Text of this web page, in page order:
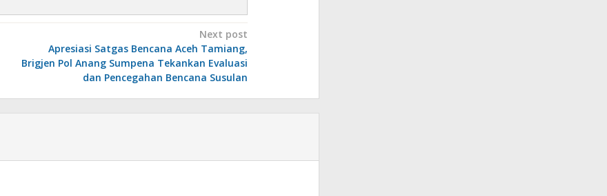
Next post
Apresiasi Satgas Bencana Aceh Tamiang,
Brigjen Pol Anang Sumpena Tekankan Evaluasi
dan Pencegahan Bencana Susulan